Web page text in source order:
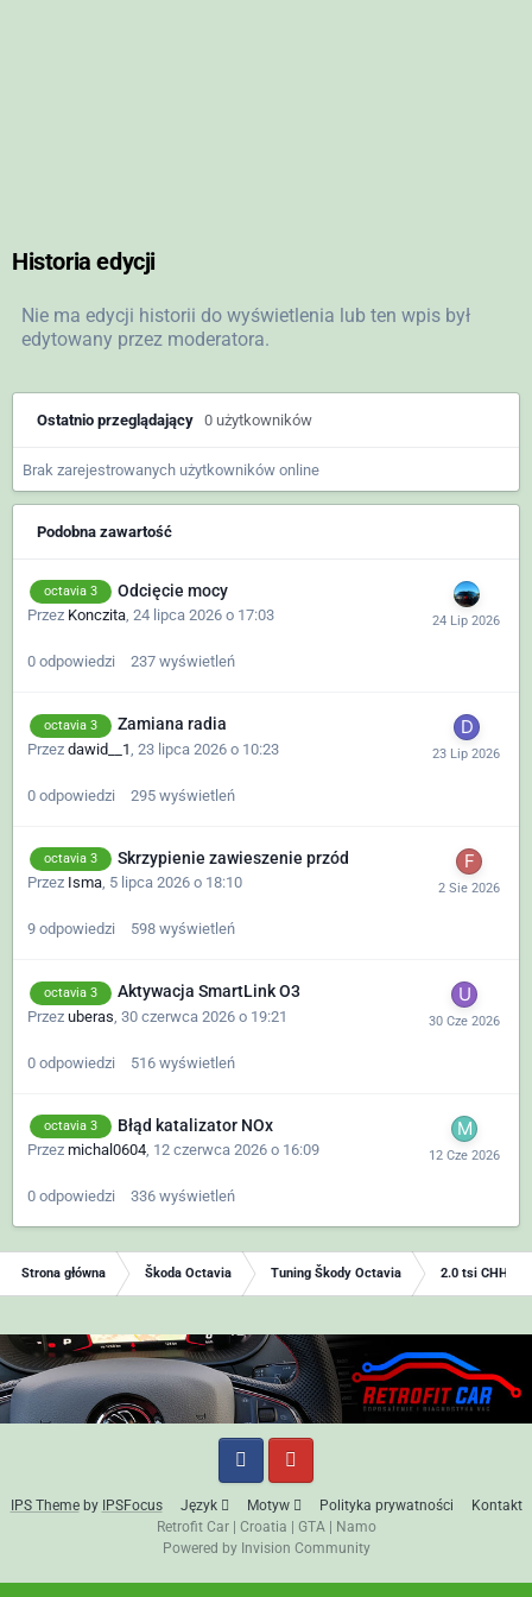
Historia edycji
Nie ma edycji historii do wyświetlenia lub ten wpis był
edytowany przez moderatora.
Ostatnio przeglądający 0 użytkowników
Brak zarejestrowanych użytkowników online
Podobna zawartość
octavia 3 Odcięcie mocy
Przez Konczita, 24 lipca 2026 o 17:03
0 odpowiedzi 237 wyświetleń
octavia 3 Zamiana radia
Przez dawid__1 23 lipca 2026 o 10:23
0 odpowiedzi 295 wyświetleń
octavia 3 Skrzypienie zawieszenie przód
Przez Isma, 5 lipca 2026 o 18:10
9 odpowiedzi 598 wyświetleń
octavia 3 Aktywacja SmartLink O3
Przez uberas 30 czerwca 2026 o 19:21
0 odpowiedzi 516 wyświetleń
octavia 3 Błąd katalizator NOx
Przez michal0604, 12 czerwca 2026 o 16:09
0 odpowiedzi 336 wyświetleń
Strona główna Škoda Octavia Tuning Škody Octavia 2.0 tsi CHHB
IPS Themeby IPSFocus Język Motyw Polityka prywatności
Kontakt
Retrofit Car| Croatia GTA|
Namo
Powered by Invision Community